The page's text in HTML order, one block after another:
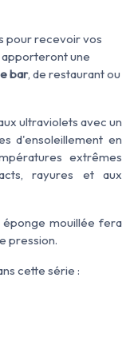
pour recevoir vos
apporteront une
bar, de restaurant ou
ultraviolets avec un
d'ensoleillement en
extrêmes
rayures et aux
mouillée fera
pression.
cette série :